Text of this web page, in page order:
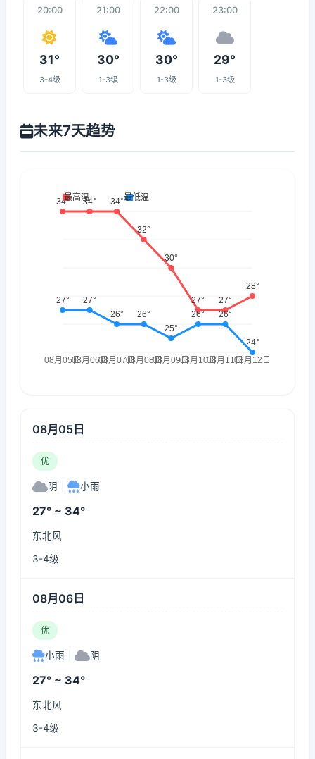
20:00
31°
3-4级
21:00
30°
1-3级
22:00
30°
1-3级
23:00
29°
1-3级
未来7天趋势
08月05日
优
阴 小雨
27° ~ 34°
东北风
3-4级
08月06日
优
小雨 阴
27° ~ 34°
东北风
3-4级